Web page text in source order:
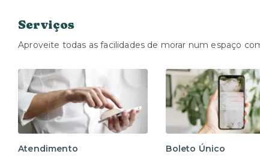
Serviços
Aproveite todas as facilidades de morar num espaço
Atendimento Boleto Único